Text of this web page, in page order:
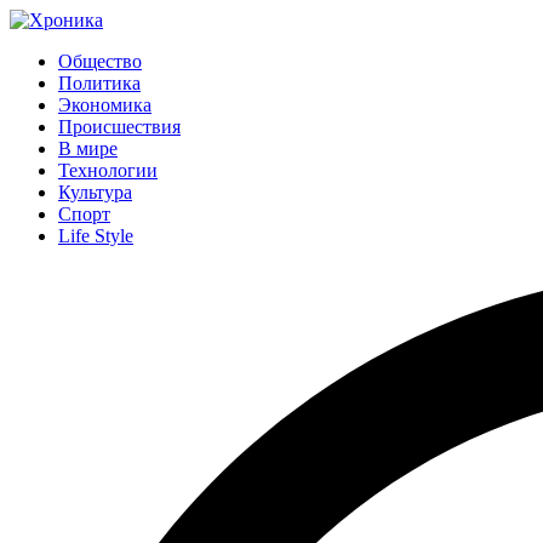
Общество
Политика
Экономика
Происшествия
В мире
Технологии
Культура
Спорт
Life Style